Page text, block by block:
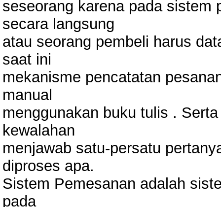
seseorang karena pada sistem
secara langsung
atau seorang pembeli harus
saat ini
mekanisme pencatatan
manual
menggunakan buku tulis .
kewalahan
menjawab satu-persatu
diproses apa.
Sistem Pemesanan adalah
pada